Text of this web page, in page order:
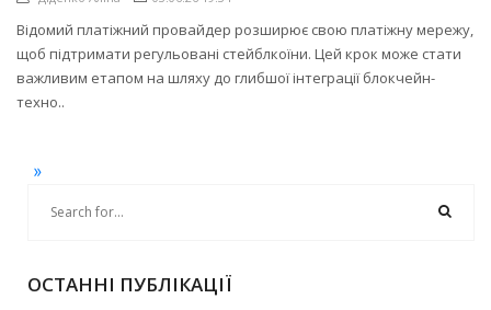
Відомий платіжний провайдер розширює свою платіжну мережу,
щоб підтримати регульовані стейблкоїни. Цей крок може стати
важливим етапом на шляху до глибшої інтеграції блокчейн-
техно..
»
ОСТАННІ ПУБЛІКАЦІЇ